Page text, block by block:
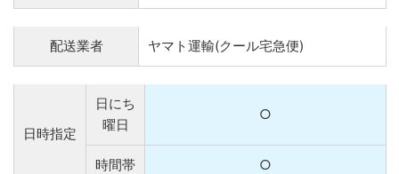
配送業者 ヤマト運輸(クール宅急便)
日時指定
日にち
曜日
○
時間帯 ○